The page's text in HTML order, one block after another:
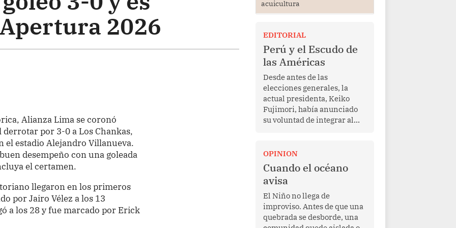
2026
Alianza Lima se coronó
por 3-0 a Los Chankas,
estadio Alejandro Villanueva.
desempeño con una goleada
el certamen.
llegaron en los primeros
por Jairo Vélez a los 13
a los 28 y fue marcado por Erick
acuicultura
EDITORIAL
Perú y el Escudo de
las Américas
Desde antes de las
elecciones generales, la
actual presidenta, Keiko
Fujimori, había anunciado
su voluntad de integrar al
en marzo de este año por el
mandatario estadounidense
Donald Trump, con el fin de
enfrentar al crimen
transnacional organizado y
al tráfico de drogas.
OPINION
Cuando el océano
avisa
El Niño no llega de
improviso. Antes de que una
quebrada se desborde, una